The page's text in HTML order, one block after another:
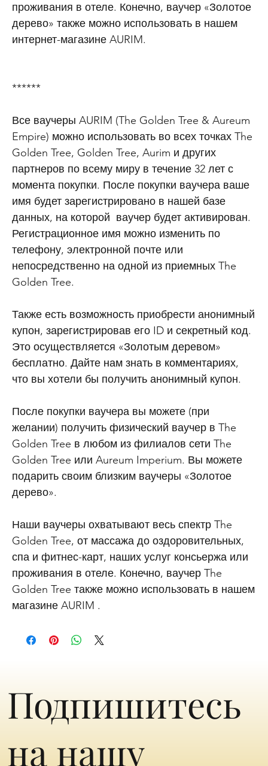
проживания в отеле. Конечно, ваучер «Золотое
дерево» также можно использовать в нашем
интернет-магазине AURIM.
******
Все ваучеры AURIM (The Golden Tree & Aureum
Empire) можно использовать во всех точках The
Golden Tree, Golden Tree, Aurim и других
партнеров по всему миру в течение 32 лет с
момента покупки. После покупки ваучера ваше
имя будет зарегистрировано в нашей базе
данных, на которой ваучер будет активирован.
Регистрационное имя можно изменить по
телефону, электронной почте или
непосредственно на одной из приемных The
Golden Tree.
Также есть возможность приобрести анонимный
купон, зарегистрировав его ID и секретный код.
Это осуществляется «Золотым деревом»
бесплатно. Дайте нам знать в комментариях,
что вы хотели бы получить анонимный купон.
После покупки ваучера вы можете (при
желании) получить физический ваучер в The
Golden Tree в любом из филиалов сети The
Golden Tree или Aureum Imperium. Вы можете
подарить своим близким ваучеры «Золотое
дерево».
Наши ваучеры охватывают весь спектр The
Golden Tree, от массажа до оздоровительных,
спа и фитнес-карт, наших услуг консьержа или
проживания в отеле. Конечно, ваучер The
Golden Tree также можно использовать в нашем
магазине AURIM .
Подпишитесь
на нашу